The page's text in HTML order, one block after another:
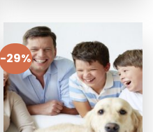
-29%